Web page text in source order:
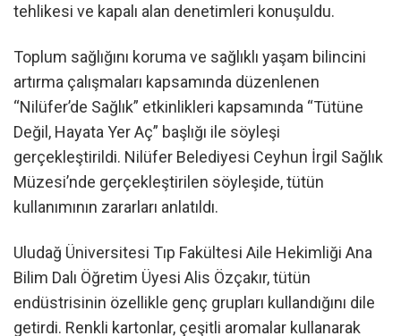
tehlikesi ve kapalı alan denetimleri konuşuldu.
Toplum sağlığını koruma ve sağlıklı yaşam bilincini
artırma çalışmaları kapsamında düzenlenen
“Nilüfer’de Sağlık” etkinlikleri kapsamında “Tütüne
Değil, Hayata Yer Aç” başlığı ile söyleşi
gerçekleştirildi. Nilüfer Belediyesi Ceyhun İrgil Sağlık
Müzesi’nde gerçekleştirilen söyleşide, tütün
kullanımının zararları anlatıldı.
Uludağ Üniversitesi Tıp Fakültesi Aile Hekimliği Ana
Bilim Dalı Öğretim Üyesi Alis Özçakır, tütün
endüstrisinin özellikle genç grupları kullandığını dile
getirdi. Renkli kartonlar, çeşitli aromalar kullanarak